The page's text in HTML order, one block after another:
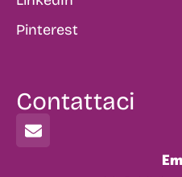
Pinterest
Contattaci